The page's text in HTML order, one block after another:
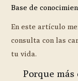
Base de
En este artículo
consulta con las
tu vida.
Porque